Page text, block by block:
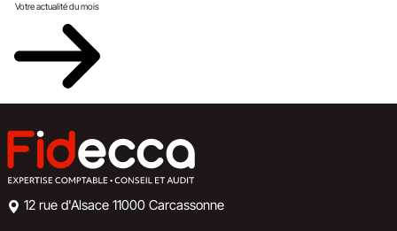
Votre actualité du mois
12 rue d'Alsace 11000 Carcassonne